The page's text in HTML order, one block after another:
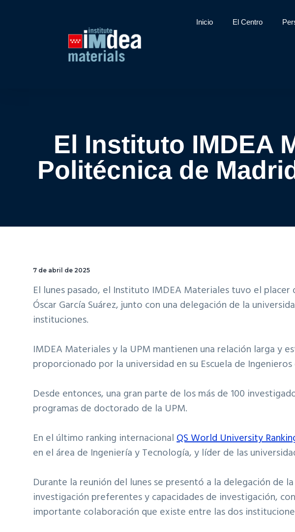
Inicio El Centro
El Instituto IMDEA
Politécnica de
7 de abril de 2025
El lunes pasado, el Instituto IMDEA Materiales tuvo el
Óscar García Suárez, junto con una delegación de la
instituciones.
IMDEA Materiales y la UPM mantienen una relación larga y
proporcionado por la universidad en su Escuela de
Desde entonces, una gran parte de los más de 100
programas de doctorado de la UPM.
En el último ranking internacionalQS World University
en el área de Ingeniería y Tecnología, y líder de las
Durante la reunión del lunes se presentó a la delegación de
investigación preferentes y capacidades de investigación,
importante colaboración que existe entre las dos